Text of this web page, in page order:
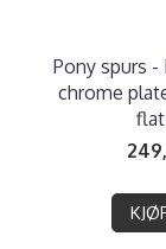
Pony spurs -
chrome
flat